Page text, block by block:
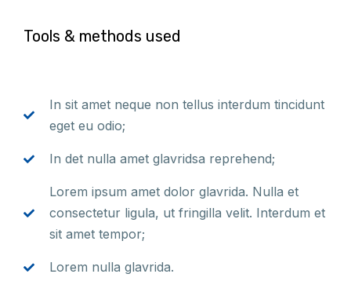
Tools & methods used
In sit amet neque non tellus interdum tincidunt
eget eu odio;
In det nulla amet glavridsa reprehend;
Lorem ipsum amet dolor glavrida. Nulla et
consectetur ligula, ut fringilla velit. Interdum et
sit amet tempor;
Lorem nulla glavrida.